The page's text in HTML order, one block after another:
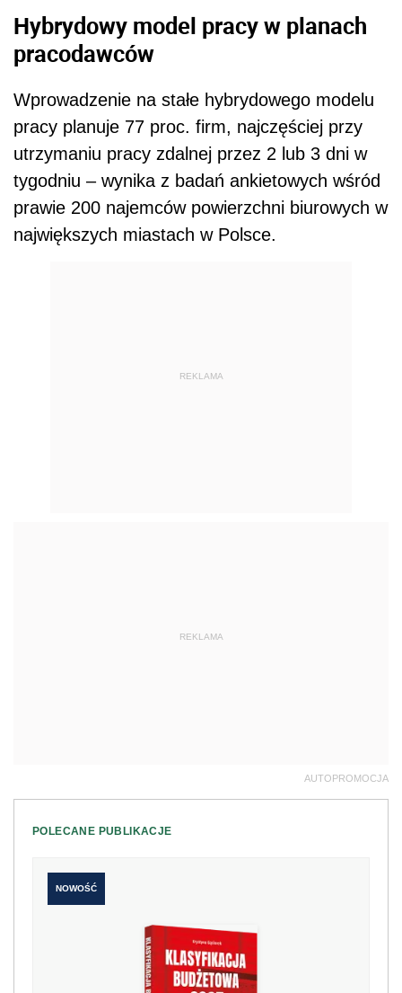
Hybrydowy model pracy w planach
pracodawców
Wprowadzenie na stałe hybrydowego modelu
pracy planuje 77 proc. firm, najczęściej przy
utrzymaniu pracy zdalnej przez 2 lub 3 dni w
tygodniu – wynika z badań ankietowych wśród
prawie 200 najemców powierzchni biurowych w
największych miastach w Polsce.
REKLAMA
REKLAMA
AUTOPROMOCJA
POLECANE PUBLIKACJE
NOWOŚĆ